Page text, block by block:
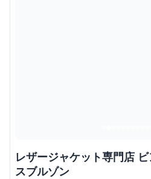
レザージャケット専門店
スブルゾン